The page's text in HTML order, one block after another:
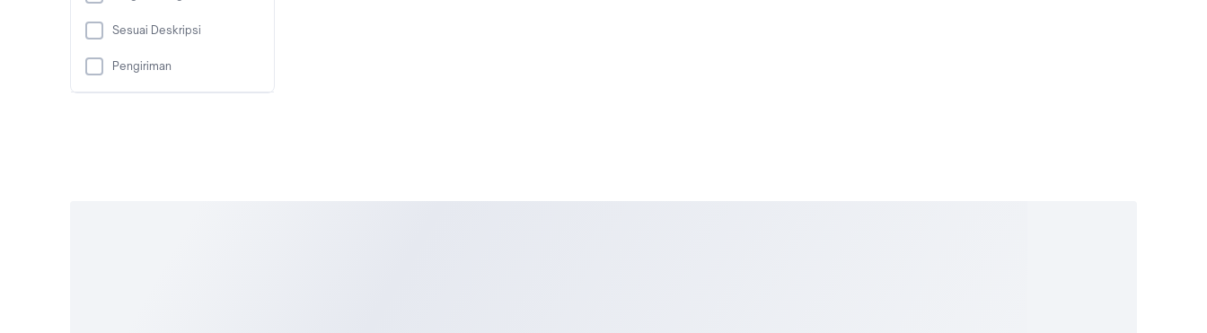
Sesuai Deskripsi
Pengiriman